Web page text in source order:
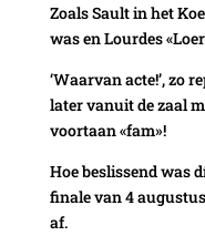
Zoals Sault in het
was en Lourdes
‘Waarvan acte!’, zo
later vanuit de zaal
voortaan «fam»!
Hoe beslissend was
finale van 4
af.